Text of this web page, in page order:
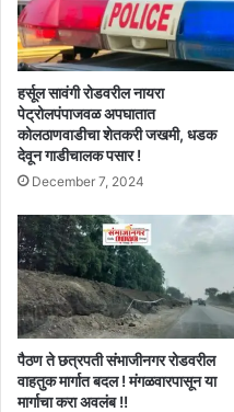
हर्सूल सावंगी रोडवरील नायरा
पेट्रोलपंपाजवळ अपघातात
कोलठाणवाडीचा शेतकरी जखमी, धडक
देवून गाडीचालक पसार !
December 7, 2024
पैठण ते छत्रपती संभाजीनगर रोडवरील
वाहतुक मार्गात बदल ! मंगळवारपासून या
मार्गाचा करा अवलंब !!